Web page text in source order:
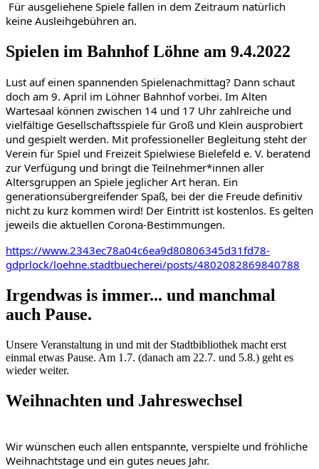
keine Ausleihgebühren an.
Spielen im Bahnhof Löhne am 9.4.2022
Lust auf einen spannenden Spielenachmittag? Dann schaut
doch am 9. April im Löhner Bahnhof vorbei. Im Alten
Wartesaal können zwischen 14 und 17 Uhr zahlreiche und
vielfältige Gesellschaftsspiele für Groß und Klein ausprobiert
und gespielt werden. Mit professioneller Begleitung steht der
Verein für Spiel und Freizeit Spielwiese Bielefeld e. V. beratend
zur Verfügung und bringt die Teilnehmer*innen aller
Altersgruppen an Spiele jeglicher Art heran. Ein
generationsübergreifender Spaß, bei der die Freude definitiv
nicht zu kurz kommen wird! Der Eintritt ist kostenlos. Es gelten
jeweils die aktuellen Corona-Bestimmungen.
https://www.2343ec78a04c6ea9d80806345d31fd78-
gdprlock/loehne.stadtbuecherei/posts/4802082869840788
Irgendwas is immer... und manchmal
auch Pause.
Unsere Veranstaltung in und mit der Stadtbibliothek macht erst
einmal etwas Pause. Am 1.7. (danach am 22.7. und 5.8.) geht es
wieder weiter.
Weihnachten und Jahreswechsel
Wir wünschen euch allen entspannte, verspielte und fröhliche
Weihnachtstage und ein gutes neues Jahr.